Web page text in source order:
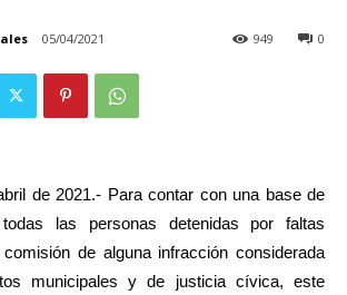
05/04/2021 0
949
de 2021.- Para contar con una base de
las personas detenidas por faltas
de alguna infracción considerada
municipales y de justicia cívica, este